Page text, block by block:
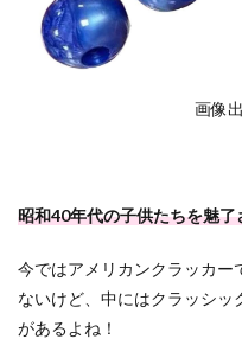
画像
昭和40年代の子供たちを魅
今ではアメリカンクラッカー
ないけど、中にはクラッシ
があるよね！